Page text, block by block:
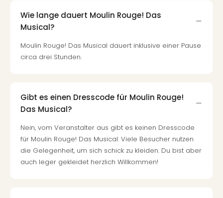
Wie lange dauert Moulin Rouge! Das
Musical?
Moulin Rouge! Das Musical dauert inklusive einer Pause
circa drei Stunden.
Gibt es einen Dresscode für Moulin Rouge!
Das Musical?
Nein, vom Veranstalter aus gibt es keinen Dresscode
für Moulin Rouge! Das Musical. Viele Besucher nutzen
die Gelegenheit, um sich schick zu kleiden. Du bist aber
auch leger gekleidet herzlich Willkommen!